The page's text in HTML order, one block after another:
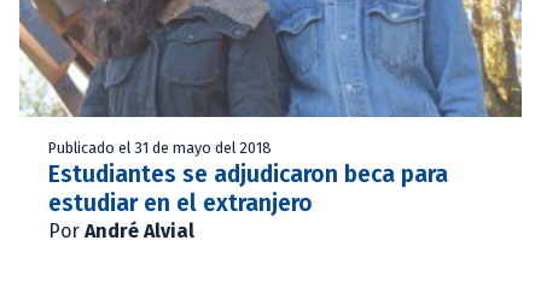
Publicado el 31 de mayo del 2018
Estudiantes se adjudicaron beca para
estudiar en el extranjero
Por André Alvial